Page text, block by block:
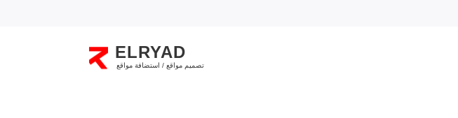
ELRYAD
تصميم مواقع / استضافة مواقع